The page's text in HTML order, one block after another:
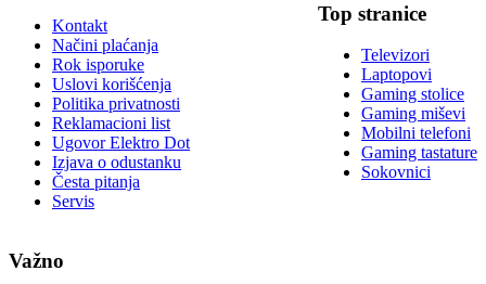
Kontakt
Načini plaćanja
Rok isporuke
Uslovi korišćenja
Politika privatnosti
Reklamacioni list
Ugovor Elektro Dot
Izjava o odustanku
Česta pitanja
Servis
Top stranice
Televizori
Laptopovi
Gaming stolice
Gaming miševi
Mobilni telefoni
Gaming tastature
Sokovnici
Važno